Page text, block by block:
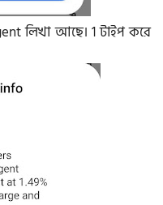
লিখা আছে। 1 টাইপ করে